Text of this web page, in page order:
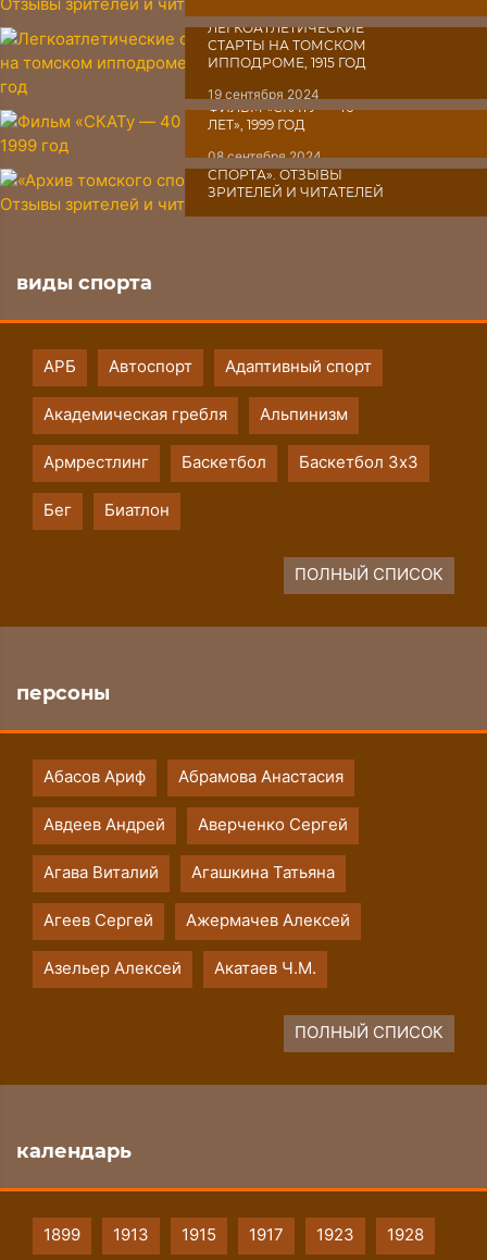
03 октября 2024
ЛЕГКОАТЛЕТИЧЕСКИЕ
СТАРТЫ НА ТОМСКОМ
ИППОДРОМЕ, 1915 ГОД
19 сентября 2024
ФИЛЬМ «СКАТУ ― 40
ЛЕТ», 1999 ГОД
08 сентября 2024
«АРХИВ ТОМСКОГО
СПОРТА». ОТЗЫВЫ
ЗРИТЕЛЕЙ И ЧИТАТЕЛЕЙ
виды спорта
АРБ Автоспорт Адаптивный спорт
Академическая гребля Альпинизм
Армрестлинг Баскетбол Баскетбол 3х3
Бег Биатлон
ПОЛНЫЙ СПИСОК
персоны
Абасов Ариф Абрамова Анастасия
Авдеев Андрей Аверченко Сергей
Агава Виталий Агашкина Татьяна
Агеев Сергей Ажермачев Алексей
Азельер Алексей Акатаев Ч.М.
ПОЛНЫЙ СПИСОК
календарь
1899 1913 1915 1917 1923 1928